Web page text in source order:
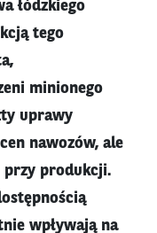
łódzkiego
tego
minionego
uprawy
nawozów, ale
przy produkcji.
wpływają na